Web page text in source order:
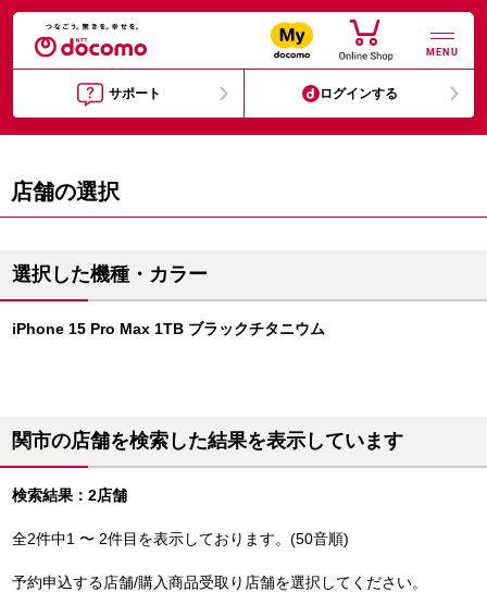
MENU
サポート ログインする
店舗の選択
選択した機種・カラー
iPhone 15 Pro Max 1TB ブラックチタニウム
関市の店舗を検索した結果を表示しています
検索結果：2店舗
全2件中1 〜 2件目を表示しております。(50音順)
予約申込する店舗/購入商品受取り店舗を選択してください。